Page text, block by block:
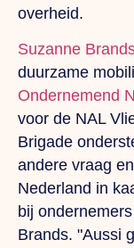
overheid.
Suzanne
duurzame
Ondernemend
voor de NAL
Brigade
andere vraag
Nederland in
bij
Brands. "Aussi